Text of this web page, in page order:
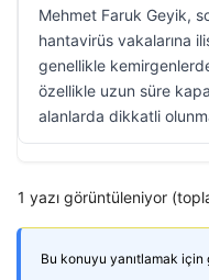
Mehmet Faruk Geyik,
hantavirüs vakalarına
genellikle
özellikle uzun süre
alanlarda dikkatli
1 yazı görüntüleniyor
Bu konuyu yanıtlamak için